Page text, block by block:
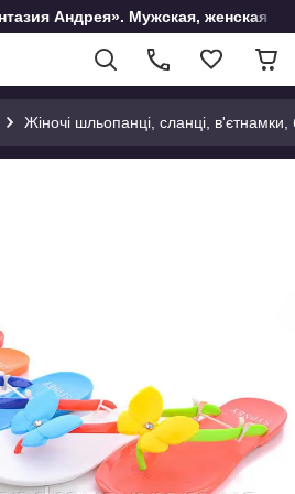
Андрея». Мужская, женская и
Жіночі шльопанці, сланці, в'єтнамки,